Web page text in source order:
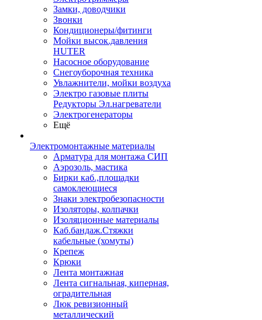
Замки, доводчики
Звонки
Кондиционеры/фитинги
Мойки высок.давления
HUTER
Насосное оборудование
Снегоуборочная техника
Увлажнители, мойки воздуха
Электро газовые плиты
Редукторы Эл.нагреватели
Электрогенераторы
Ещё
Электромонтажные материалы
Арматура для монтажа СИП
Аэрозоль, мастика
Бирки каб.,площадки
самоклеющиеся
Знаки электробезопасности
Изоляторы, колпачки
Изоляционные материалы
Каб.бандаж.Стяжки
кабельные (хомуты)
Крепеж
Крюки
Лента монтажная
Лента сигнальная, киперная,
оградительная
Люк ревизионный
металлический